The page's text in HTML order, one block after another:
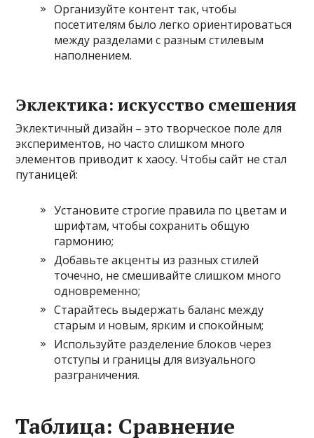
Организуйте контент так, чтобы
посетителям было легко ориентироваться
между разделами с разным стилевым
наполнением.
Эклектика: искусство смешения
Эклектичный дизайн – это творческое поле для
экспериментов, но часто слишком много
элементов приводит к хаосу. Чтобы сайт не стал
путаницей:
Установите строгие правила по цветам и
шрифтам, чтобы сохранить общую
гармонию;
Добавьте акценты из разных стилей
точечно, не смешивайте слишком много
одновременно;
Старайтесь выдержать баланс между
старым и новым, ярким и спокойным;
Используйте разделение блоков через
отступы и границы для визуального
разграничения.
Таблица: Сравнение